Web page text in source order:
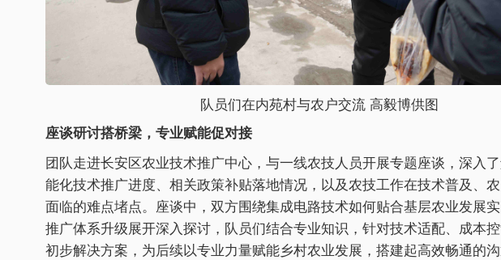
队员们在内苑村与农户交流 高毅博供图
座谈研讨搭桥梁，专业赋能促对接
团队走进长安区农业技术推广中心，与一线农技人员开展专题座谈，深入
能化技术推广进度、相关政策补贴落地情况，以及农技工作在技术普及、
面临的难点堵点。座谈中，双方围绕集成电路技术如何贴合基层农业发展
推广体系升级展开深入探讨，队员们结合专业知识，针对技术适配、成本
初步解决方案，为后续以专业力量赋能乡村农业发展，搭建起高效畅通的